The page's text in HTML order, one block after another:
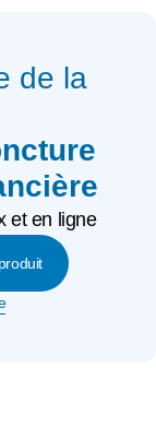
de la
et en ligne